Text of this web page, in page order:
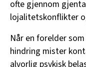
ofte gjennom
lojalitetskonflikter
Når en forelder
hindring mister
alvorlig psykisk